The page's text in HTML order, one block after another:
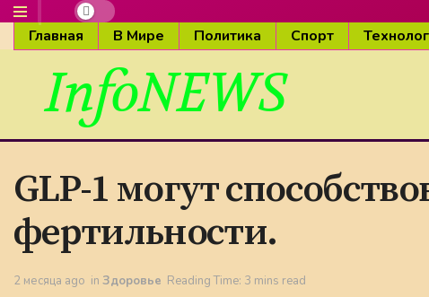
Главная В Мире Политика Спорт
InfoNEWS
GLP-1 могут
фертильности.
2 месяца ago in Здоровье Reading Time: 3 mins read